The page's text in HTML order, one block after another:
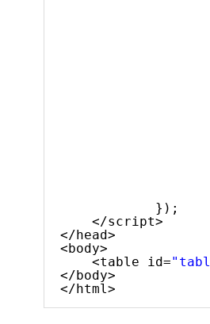
});
</script>
</head>
<body>
<table id=
</body>
</html>